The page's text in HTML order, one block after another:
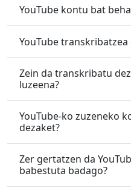
YouTube kontu bat
YouTube transkribatzea
Zein da transkribatu
luzeena?
YouTube-ko zuzeneko
dezaket?
Zer gertatzen da
babestuta badago?